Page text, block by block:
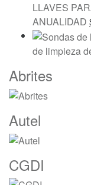
LLAVES
ANUALIDAD
de limpieza
Marcas
De
Carrusel
Abrites
Autel
CGDI